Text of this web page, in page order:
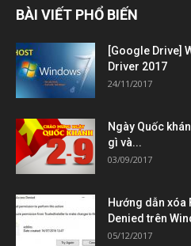
BÀI VIẾT PHỔ BIẾN
[Google Drive]
Driver 2017
24/11/2017
Ngày Quốc
gì và...
03/09/2017
Hướng dẫn
Denied trên
05/12/2017